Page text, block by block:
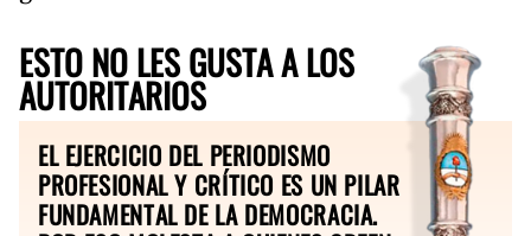
ESTO NO LES GUSTA A LOS
AUTORITARIOS
EL EJERCICIO DEL PERIODISMO
PROFESIONAL Y CRÍTICO ES UN PILAR
FUNDAMENTAL DE LA DEMOCRACIA.